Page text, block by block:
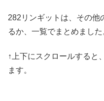
282リンギットは、その他
るか、一覧でまとめました
↑上下にスクロールすると
ます。